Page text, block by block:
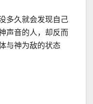
多久就会发现自己
声音的人，却反而
与神为敌的状态